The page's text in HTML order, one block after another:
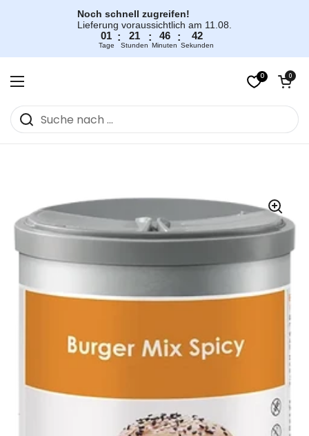
Noch schnell zugreifen!
Lieferung voraussichtlich am 11.08.
01
Tage
: 21
Stunden
: 46
Minuten
: 41
Sekunden
Menü öffnen
0Warenkorb
0